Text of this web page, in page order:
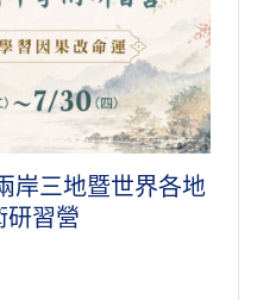
岸三地暨世界各地
研習營